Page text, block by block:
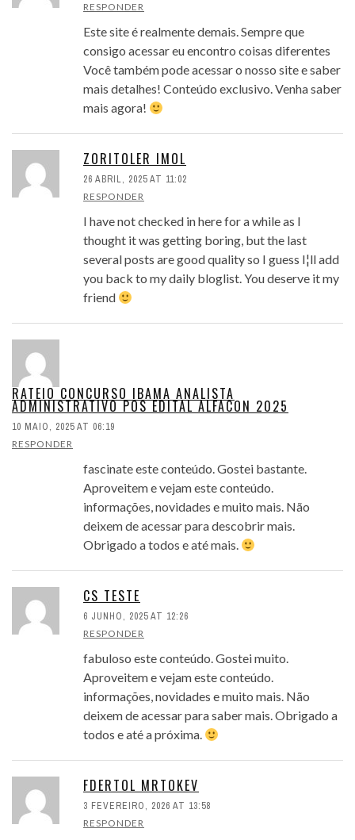
RESPONDER
Este site é realmente demais. Sempre que
consigo acessar eu encontro coisas diferentes
Você também pode acessar o nosso site e saber
mais detalhes! Conteúdo exclusivo. Venha saber
mais agora!
ZORITOLER IMOL
26 ABRIL, 2025 AT 11:02
RESPONDER
I have not checked in here for a while as I
thought it was getting boring, but the last
several posts are good quality so I guess I¦ll add
you back to my daily bloglist. You deserve it my
friend
RATEIO CONCURSO IBAMA ANALISTA
ADMINISTRATIVO POS EDITAL ALFACON 2025
10 MAIO, 2025 AT 06:19
RESPONDER
fascinate este conteúdo. Gostei bastante.
Aproveitem e vejam este conteúdo.
informações, novidades e muito mais. Não
deixem de acessar para descobrir mais.
Obrigado a todos e até mais.
CS TESTE
6 JUNHO, 2025 AT 12:26
RESPONDER
fabuloso este conteúdo. Gostei muito.
Aproveitem e vejam este conteúdo.
informações, novidades e muito mais. Não
deixem de acessar para saber mais. Obrigado a
todos e até a próxima.
FDERTOL MRTOKEV
3 FEVEREIRO, 2026 AT 13:58
RESPONDER